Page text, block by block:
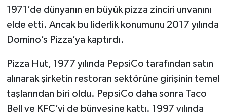
1971’de dünyanın en büyük pizza zinciri unvanını
elde etti. Ancak bu liderlik konumunu 2017 yılında
Domino’s Pizza’ya kaptırdı.
Pizza Hut, 1977 yılında PepsiCo tarafından satın
alınarak şirketin restoran sektörüne girişinin temel
taşlarından biri oldu. PepsiCo daha sonra Taco
Bell ve KFC’yi de bünyesine kattı. 1997 yılında